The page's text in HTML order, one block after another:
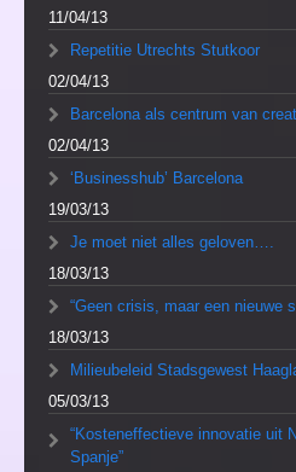
11/04/13
Repetitie Utrechts Stutkoor
02/04/13
Barcelona als centrum van
02/04/13
‘Businesshub’ Barcelona
19/03/13
Je moet niet alles geloven….
18/03/13
“Geen crisis, maar een nieuwe
18/03/13
Milieubeleid Stadsgewest
05/03/13
“Kosteneffectieve innovatie uit
Spanje”